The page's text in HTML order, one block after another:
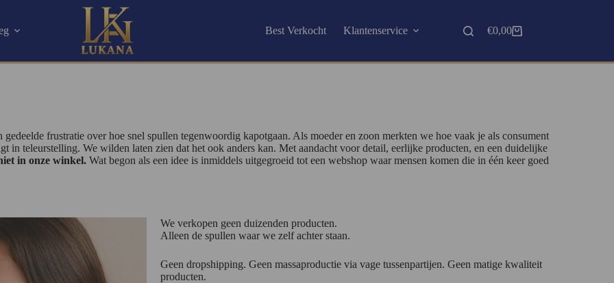
Best Verkocht Klantenservice €0,00
frustratie over hoe snel spullen tegenwoordig kapotgaan. Als moeder en zoon merkten we hoe vaak je als consument
in teleurstelling.We wilden laten zien dat het ook anders kan. Met aandacht voor detail, eerlijke producten, en een duidelijke
in onze winkel.Wat begon als een idee is inmiddels uitgegroeid tot een webshop waar mensen komen die in één keer goed
We verkopen geen duizenden producten.
Alleen de spullen waar we zelf achter staan.
Geen dropshipping. Geen massaproductie via vage tussenpartijen. Geen matige kwaliteit
producten.